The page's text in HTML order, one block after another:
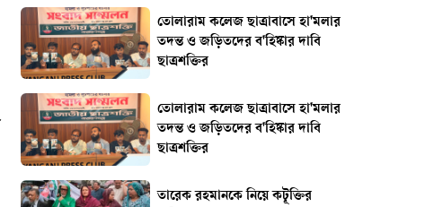
তোলারাম কলেজ ছাত্রাবাসে হা'মলার
তদন্ত ও জড়িতদের ব'হিষ্কার দাবি
ছাত্রশক্তির
তোলারাম কলেজ ছাত্রাবাসে হা'মলার
তদন্ত ও জড়িতদের ব'হিষ্কার দাবি
ছাত্রশক্তির
তারেক রহমানকে নিয়ে কটূক্তির